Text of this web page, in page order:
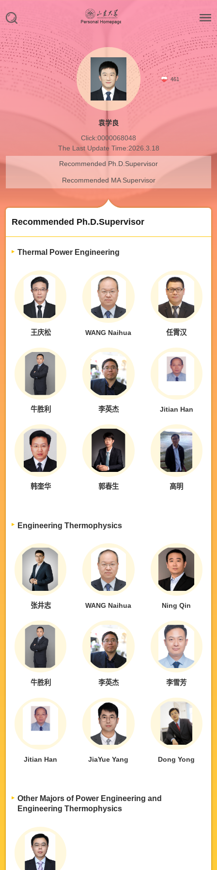
461
袁学良
Click:0000068048
The Last Update Time:2026.3.18
Recommended Ph.D.Supervisor
Recommended MA Supervisor
Recommended Ph.D.Supervisor
Thermal Power Engineering
王庆松 WANG Naihua 任霄汉
牛胜利 李英杰 Jitian Han
韩奎华 郭春生 高明
Engineering Thermophysics
张井志 WANG Naihua Ning Qin
牛胜利 李英杰 李雪芳
Jitian Han JiaYue Yang Dong Yong
Other Majors of Power Engineering and
Engineering Thermophysics